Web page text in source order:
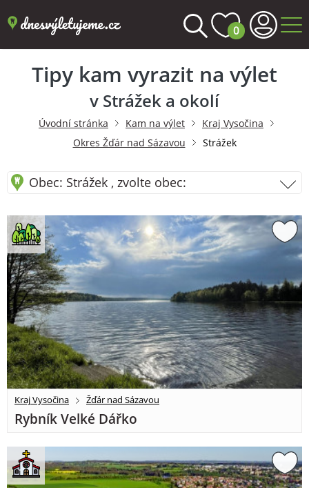
0
Tipy kam vyrazit na výlet
v Strážek a okolí
Úvodní stránka Kam na výlet
Kraj Vysočina
Okres Žďár nad Sázavou
Strážek
Obec: Strážek , zvolte obec:
Kraj Vysočina Žďár nad Sázavou
Rybník Velké Dářko